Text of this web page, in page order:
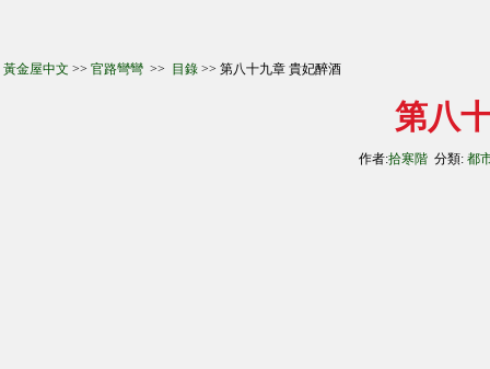
黃金屋中文 >> 官路彎彎 >> 目錄 >> 第八十九章 貴妃醉酒
第八
作者:拾寒階 分類: 都